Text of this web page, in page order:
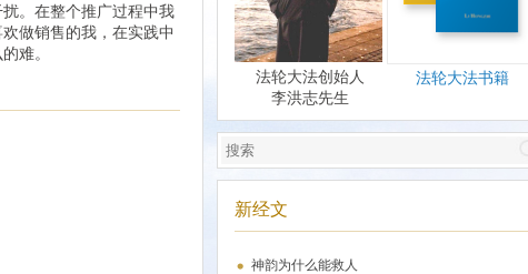
。在整个推广过程中我
做销售的我，在实践中
难。
法轮大法创始人
李洪志先生
法轮大法书籍
新经文
神韵为什么能救人